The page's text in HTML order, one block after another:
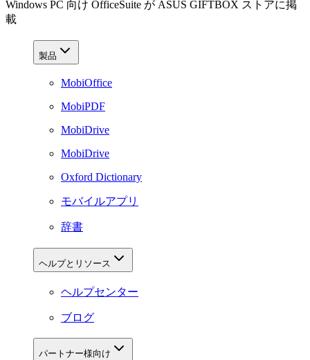
Windows PC 向け OfficeSuite が ASUS GIFTBOX ストアに掲
載
製品
MobiOffice
MobiPDF
MobiDrive
MobiDrive
Oxford Dictionary
モバイルアプリ
辞書
ヘルプとリソース
ヘルプセンター
ブログ
パートナー様向け